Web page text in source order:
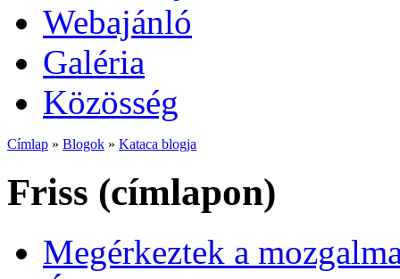
Webajánló
Galéria
Közösség
Címlap » Blogok » Kataca blogja
Friss (címlapon)
Megérkeztek a